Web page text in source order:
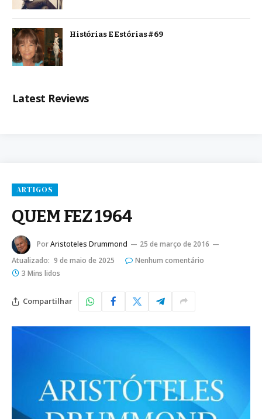
Histórias E Estórias #69
Latest Reviews
ARTIGOS
QUEM FEZ 1964
PorAristoteles Drummond
25 de março de 2016
Atualizado: 9 de maio de 2025
Nenhum comentário
3 Mins lidos
Compartilhar